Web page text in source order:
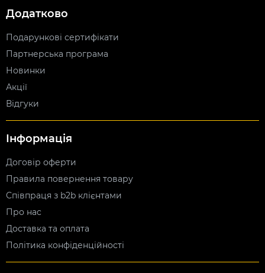
Додатково
Подарункові сертифікати
Партнерська програма
Новинки
Акції
Відгуки
Інформація
Договір оферти
Правила повернення товару
Співпраця з b2b клієнтами
Про нас
Доставка та оплата
Політика конфіденційності